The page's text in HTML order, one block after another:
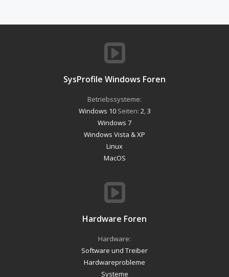
SysProfile Windows Foren
Betriebssysteme:
Windows 10Seiten: 2 3
Windows 7
Windows Vista & XP
Linux
MacOS
Hardware Foren
Hardware:
Software und Treiber
Hardwareprobleme
Systeme